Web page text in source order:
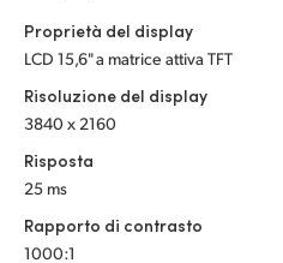
Proprietà del display
LCD 15,6" a matrice attiva TFT
Risoluzione del display
3840 x 2160
Risposta
25 ms
Rapporto di contrasto
1000:1